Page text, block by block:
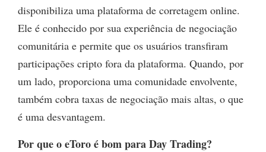
disponibiliza uma plataforma de corretagem online.
Ele é conhecido por sua experiência de negociação
comunitária e permite que os usuários transfiram
participações cripto fora da plataforma. Quando, por
um lado, proporciona uma comunidade envolvente,
também cobra taxas de negociação mais altas, o que
é uma desvantagem.
Por que o eToro é bom para Day Trading?